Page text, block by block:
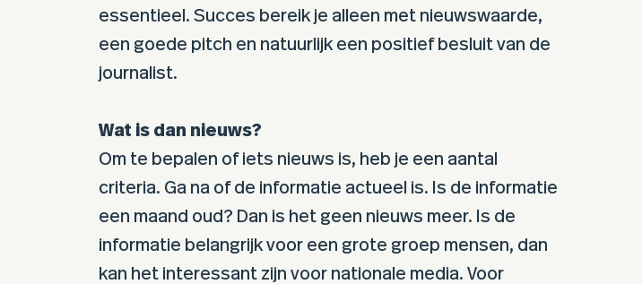
essentieel. Succes bereik je alleen met nieuwswaarde,
een goede pitch en natuurlijk een positief besluit van de
journalist.
Wat is dan nieuws?
Om te bepalen of iets nieuws is, heb je een aantal
criteria. Ga na of de informatie actueel is. Is de informatie
een maand oud? Dan is het geen nieuws meer. Is de
informatie belangrijk voor een grote groep mensen, dan
kan het interessant zijn voor nationale media. Voor